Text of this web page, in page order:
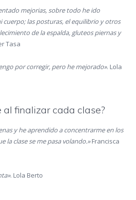
mejorias, sobre todo he ido
cuerpo; las posturas, el equilibrio y otros
de la espalda, gluteos piernas y
Tasa
por corregir, pero he mejorado». Lola
al finalizar cada clase?
y he aprendido a concentrarme en los
la clase se me pasa volando.»Francisca
. Lola Berto